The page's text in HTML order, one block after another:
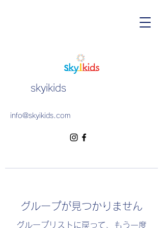
skyikids
info@skyikids.com
グループが見つかりません
グループリストに戻って、もう一度